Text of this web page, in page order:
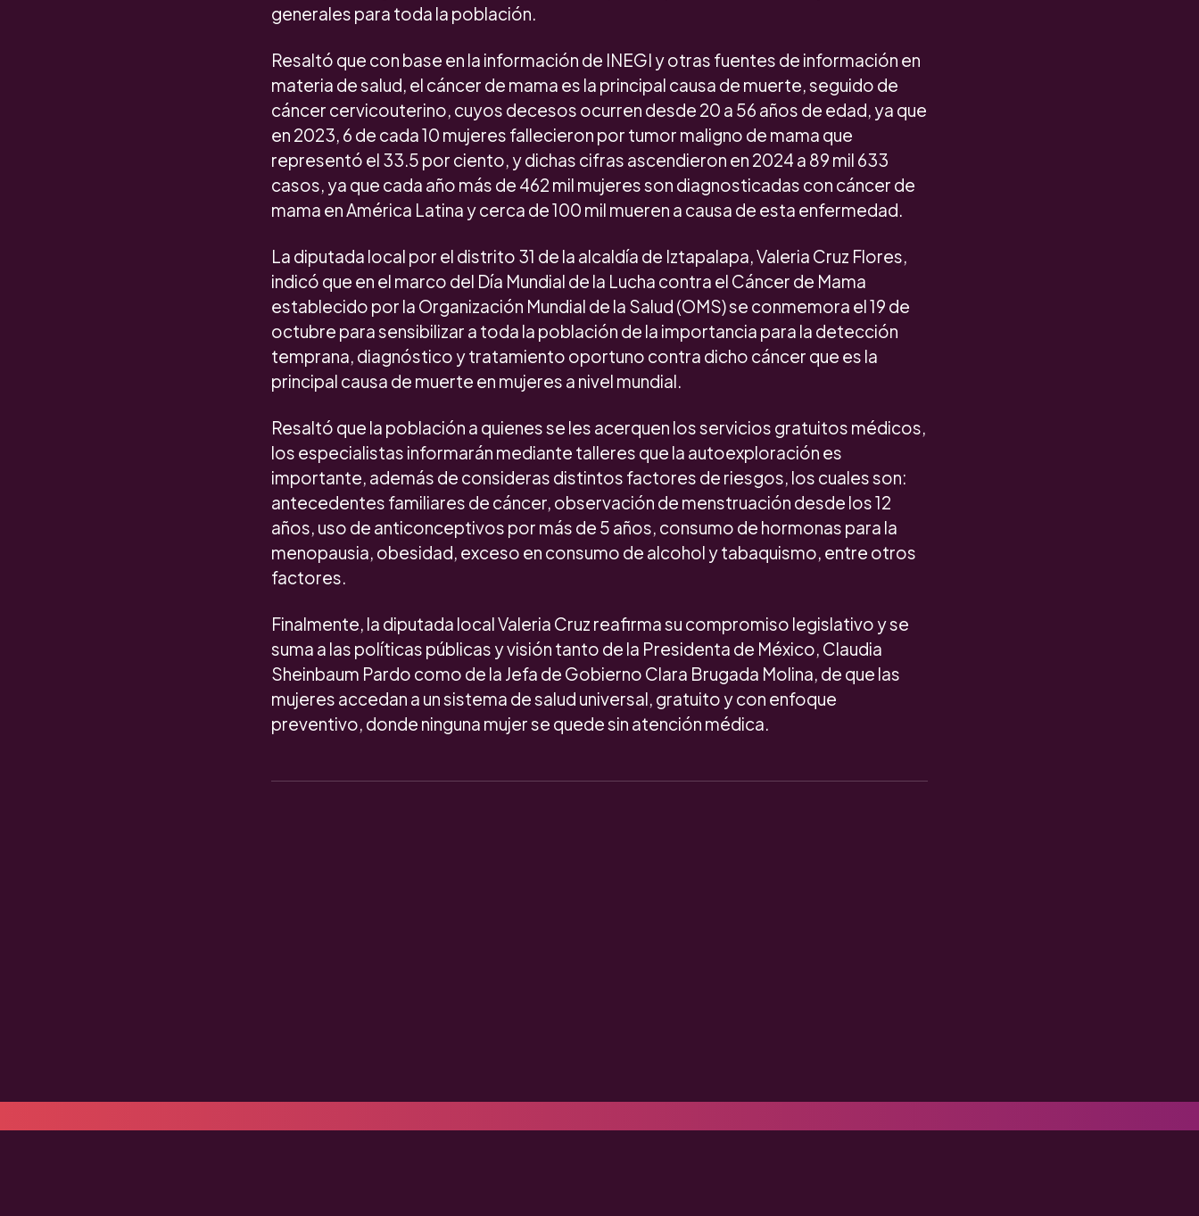
generales para toda la población.
Resaltó que con base en la información de INEGI y otras fuentes de información en
materia de salud, el cáncer de mama es la principal causa de muerte, seguido de
cáncer cervicouterino, cuyos decesos ocurren desde 20 a 56 años de edad, ya que
en 2023, 6 de cada 10 mujeres fallecieron por tumor maligno de mama que
representó el 33.5 por ciento, y dichas cifras ascendieron en 2024 a 89 mil 633
casos, ya que cada año más de 462 mil mujeres son diagnosticadas con cáncer de
mama en América Latina y cerca de 100 mil mueren a causa de esta enfermedad.
La diputada local por el distrito 31 de la alcaldía de Iztapalapa, Valeria Cruz Flores,
indicó que en el marco del Día Mundial de la Lucha contra el Cáncer de Mama
establecido por la Organización Mundial de la Salud (OMS) se conmemora el 19 de
octubre para sensibilizar a toda la población de la importancia para la detección
temprana, diagnóstico y tratamiento oportuno contra dicho cáncer que es la
principal causa de muerte en mujeres a nivel mundial.
Resaltó que la población a quienes se les acerquen los servicios gratuitos médicos,
los especialistas informarán mediante talleres que la autoexploración es
importante, además de consideras distintos factores de riesgos, los cuales son:
antecedentes familiares de cáncer, observación de menstruación desde los 12
años, uso de anticonceptivos por más de 5 años, consumo de hormonas para la
menopausia, obesidad, exceso en consumo de alcohol y tabaquismo, entre otros
factores.
Finalmente, la diputada local Valeria Cruz reafirma su compromiso legislativo y se
suma a las políticas públicas y visión tanto de la Presidenta de México, Claudia
Sheinbaum Pardo como de la Jefa de Gobierno Clara Brugada Molina, de que las
mujeres accedan a un sistema de salud universal, gratuito y con enfoque
preventivo, donde ninguna mujer se quede sin atención médica.